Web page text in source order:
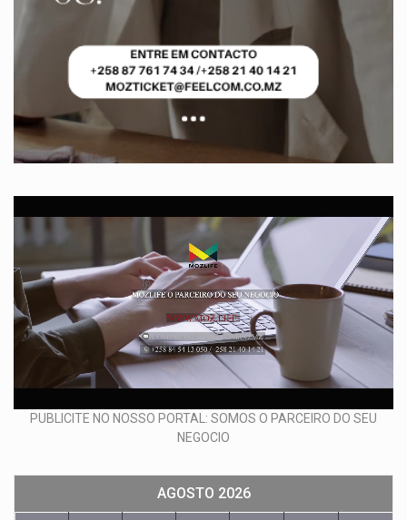
PUBLICITE NO NOSSO PORTAL: SOMOS O PARCEIRO DO SEU
NEGOCIO
AGOSTO 2026